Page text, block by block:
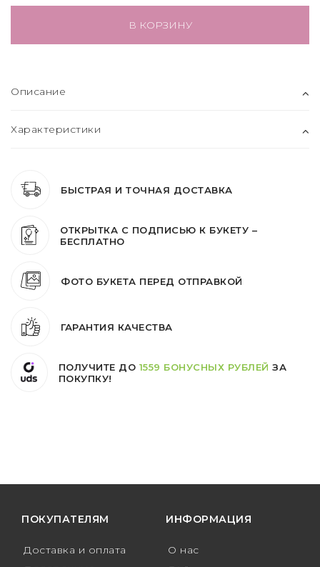
В КОРЗИНУ
Описание
Характеристики
БЫСТРАЯ И ТОЧНАЯ ДОСТАВКА
ОТКРЫТКА С ПОДПИСЬЮ К БУКЕТУ –
БЕСПЛАТНО
ФОТО БУКЕТА ПЕРЕД ОТПРАВКОЙ
ГАРАНТИЯ КАЧЕСТВА
ПОЛУЧИТЕ ДО 1559 БОНУСНЫХ РУБЛЕЙ ЗА
ПОКУПКУ!
ПОКУПАТЕЛЯМ
Доставка и оплата
ИНФОРМАЦИЯ
О нас